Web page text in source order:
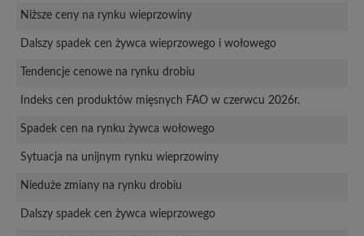
Niższe ceny na rynku wieprzowiny
Dalszy spadek cen żywca wieprzowego i wołowego
Tendencje cenowe na rynku drobiu
Indeks cen produktów mięsnych FAO w czerwcu 2026r.
Spadek cen na rynku żywca wołowego
Sytuacja na unijnym rynku wieprzowiny
Nieduże zmiany na rynku drobiu
Dalszy spadek cen żywca wieprzowego